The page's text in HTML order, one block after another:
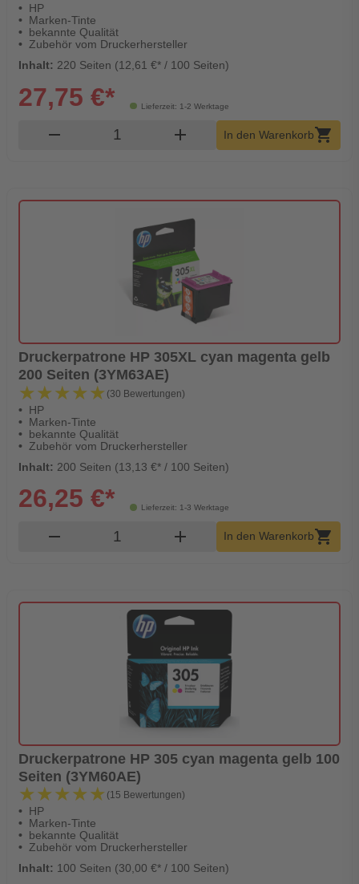
HP
Marken-Tinte
bekannte Qualität
Zubehör vom Druckerhersteller
Inhalt: 220 Seiten (12,61 €* / 100 Seiten)
Lieferzeit: 1-2 Werktage
27,75 €*
remove Produkt Warenkorb Menge
add In den Warenkorbshopping_cart
Druckerpatrone HP 305XL cyan magenta gelb
200 Seiten (3YM63AE)
★★★★★
★★★★★ (30 Bewertungen)
HP
Marken-Tinte
bekannte Qualität
Zubehör vom Druckerhersteller
Inhalt: 200 Seiten (13,13 €* / 100 Seiten)
Lieferzeit: 1-3 Werktage
26,25 €*
remove Produkt Warenkorb Menge
add In den Warenkorbshopping_cart
Druckerpatrone HP 305 cyan magenta gelb 100
Seiten (3YM60AE)
★★★★★
★★★★★ (15 Bewertungen)
HP
Marken-Tinte
bekannte Qualität
Zubehör vom Druckerhersteller
Inhalt: 100 Seiten (30,00 €* / 100 Seiten)